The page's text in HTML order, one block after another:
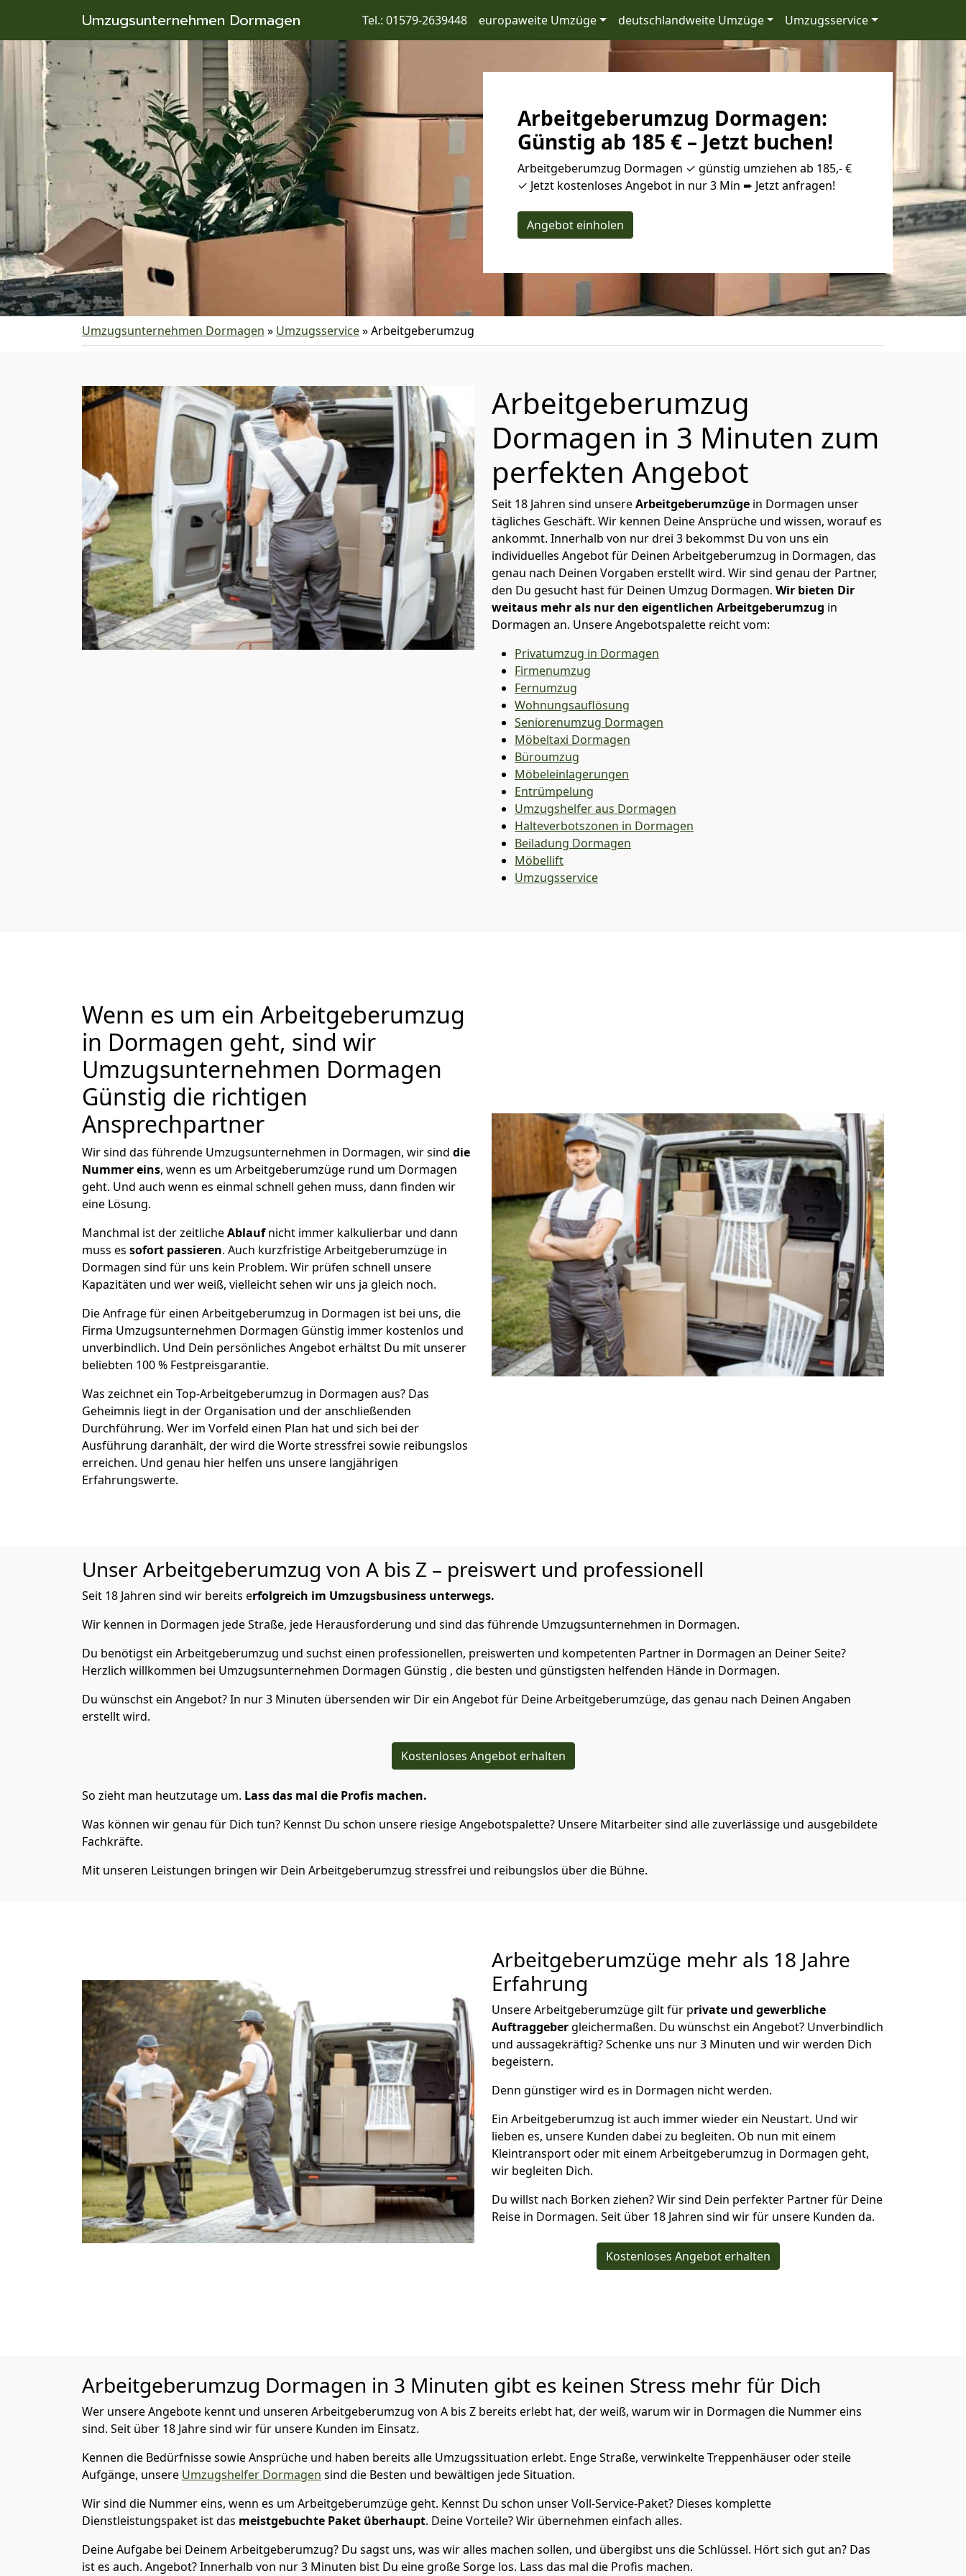
Umzugsunternehmen Dormagen Tel.: 01579-2639448 europaweite Umzüge deutschlandweite Umzüge Umzugsservice
Arbeitgeberumzug Dormagen:
Günstig ab 185 € – Jetzt buchen!
Arbeitgeberumzug Dormagen ✓ günstig umziehen ab 185,- €
✓ Jetzt kostenloses Angebot in nur 3 Min ➨ Jetzt anfragen!
Angebot einholen
Umzugsunternehmen Dormagen » Umzugsservice»Arbeitgeberumzug
Arbeitgeberumzug
Dormagen in 3 Minuten zum
perfekten Angebot
Seit 18 Jahren sind unsereArbeitgeberumzüge in Dormagen unser
tägliches Geschäft. Wir kennen Deine Ansprüche und wissen, worauf es
ankommt. Innerhalb von nur drei 3 bekommst Du von uns ein
individuelles Angebot für Deinen Arbeitgeberumzug in Dormagen, das
genau nach Deinen Vorgaben erstellt wird. Wir sind genau der Partner,
den Du gesucht hast für Deinen Umzug Dormagen. Wir bieten Dir
weitaus mehr als nur den eigentlichen Arbeitgeberumzug in
Dormagen an. Unsere Angebotspalette reicht vom:
Privatumzug in Dormagen
Firmenumzug
Fernumzug
Wohnungsauflösung
Seniorenumzug Dormagen
Möbeltaxi Dormagen
Büroumzug
Möbeleinlagerungen
Entrümpelung
Umzugshelfer aus Dormagen
Halteverbotszonen in Dormagen
Beiladung Dormagen
Möbellift
Umzugsservice
Wenn es um ein Arbeitgeberumzug
in Dormagen geht, sind wir
Umzugsunternehmen Dormagen
Günstig die richtigen
Ansprechpartner
Wir sind das führende Umzugsunternehmen in Dormagen, wir sind die
Nummer eins, wenn es um Arbeitgeberumzüge rund um Dormagen
geht. Und auch wenn es einmal schnell gehen muss, dann finden wir
eine Lösung.
Manchmal ist der zeitlicheAblaufnicht immer kalkulierbar und dann
muss es sofort passieren. Auch kurzfristige Arbeitgeberumzüge in
Dormagen sind für uns kein Problem. Wir prüfen schnell unsere
Kapazitäten und wer weiß, vielleicht sehen wir uns ja gleich noch.
Die Anfrage für einen Arbeitgeberumzug in Dormagen ist bei uns, die
Firma Umzugsunternehmen Dormagen Günstig immer kostenlos und
unverbindlich. Und Dein persönliches Angebot erhältst Du mit unserer
beliebten 100 % Festpreisgarantie.
Was zeichnet ein Top-Arbeitgeberumzug in Dormagen aus? Das
Geheimnis liegt in der Organisation und der anschließenden
Durchführung. Wer im Vorfeld einen Plan hat und sich bei der
Ausführung daranhält, der wird die Worte stressfrei sowie reibungslos
erreichen. Und genau hier helfen uns unsere langjährigen
Erfahrungswerte.
Unser Arbeitgeberumzug von A bis Z – preiswert und professionell
Seit 18 Jahren sind wir bereits erfolgreich im Umzugsbusiness unterwegs.
Wir kennen in Dormagen jede Straße, jede Herausforderung und sind das führende Umzugsunternehmen in Dormagen.
Du benötigst ein Arbeitgeberumzug und suchst einen professionellen, preiswerten und kompetenten Partner in Dormagen an Deiner Seite?
Herzlich willkommen bei Umzugsunternehmen Dormagen Günstig , die besten und günstigsten helfenden Hände in Dormagen.
Du wünschst ein Angebot? In nur 3 Minuten übersenden wir Dir ein Angebot für Deine Arbeitgeberumzüge, das genau nach Deinen Angaben
erstellt wird.
Kostenloses Angebot erhalten
So zieht man heutzutage um. Lass das mal die Profis machen.
Was können wir genau für Dich tun? Kennst Du schon unsere riesige Angebotspalette? Unsere Mitarbeiter sind alle zuverlässige und ausgebildete
Fachkräfte.
Mit unseren Leistungen bringen wir Dein Arbeitgeberumzug stressfrei und reibungslos über die Bühne.
Arbeitgeberumzüge mehr als 18 Jahre
Erfahrung
Unsere Arbeitgeberumzüge gilt für private und gewerbliche
Auftraggebergleichermaßen. Du wünschst ein Angebot? Unverbindlich
und aussagekräftig? Schenke uns nur 3 Minuten und wir werden Dich
begeistern.
Denn günstiger wird es in Dormagen nicht werden.
Ein Arbeitgeberumzug ist auch immer wieder ein Neustart. Und wir
lieben es, unsere Kunden dabei zu begleiten. Ob nun mit einem
Kleintransport oder mit einem Arbeitgeberumzug in Dormagen geht,
wir begleiten Dich.
Du willst nach Borken ziehen? Wir sind Dein perfekter Partner für Deine
Reise in Dormagen. Seit über 18 Jahren sind wir für unsere Kunden da.
Kostenloses Angebot erhalten
Arbeitgeberumzug Dormagen in 3 Minuten gibt es keinen Stress mehr für Dich
Wer unsere Angebote kennt und unseren Arbeitgeberumzug von A bis Z bereits erlebt hat, der weiß, warum wir in Dormagen die Nummer eins
sind. Seit über 18 Jahre sind wir für unsere Kunden im Einsatz.
Kennen die Bedürfnisse sowie Ansprüche und haben bereits alle Umzugssituation erlebt. Enge Straße, verwinkelte Treppenhäuser oder steile
Aufgänge, unsere Umzugshelfer Dormagen sind die Besten und bewältigen jede Situation.
Wir sind die Nummer eins, wenn es um Arbeitgeberumzüge geht. Kennst Du schon unser Voll-Service-Paket? Dieses komplette
Dienstleistungspaket ist das meistgebuchte Paket überhaupt. Deine Vorteile? Wir übernehmen einfach alles.
Deine Aufgabe bei Deinem Arbeitgeberumzug? Du sagst uns, was wir alles machen sollen, und übergibst uns die Schlüssel. Hört sich gut an? Das
ist es auch. Angebot? Innerhalb von nur 3 Minuten bist Du eine große Sorge los. Lass das mal die Profis machen.